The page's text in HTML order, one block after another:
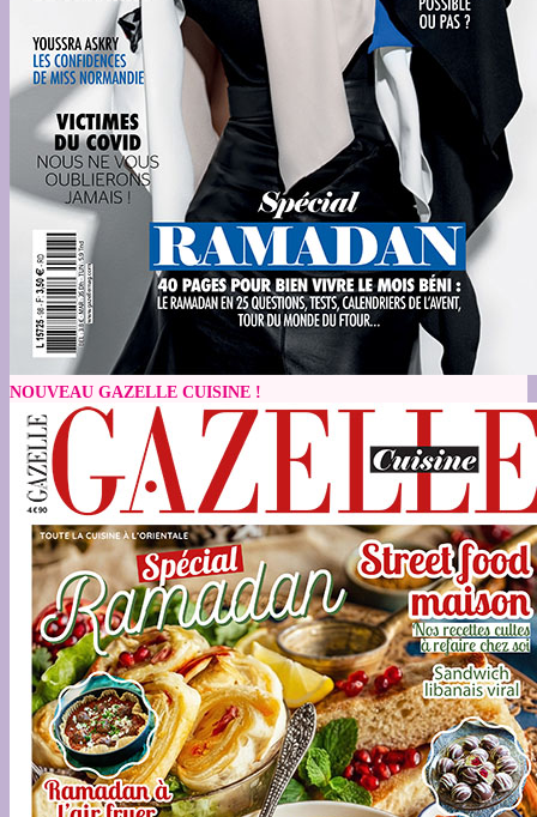
NOUVEAU GAZELLE CUISINE !